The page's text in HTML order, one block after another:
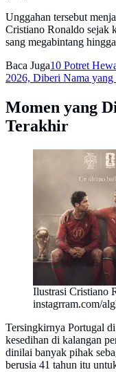
Unggahan tersebut
Cristiano Ronaldo sejak
sang megabintang
Baca Juga10 Potret
2026, Diberi Nama
Momen yang
Terakhir
Ilustrasi Cristiano
instagrram.com/
Tersingkirnya Portugal
kesedihan di kalangan
dinilai banyak pihak
berusia 41 tahun itu